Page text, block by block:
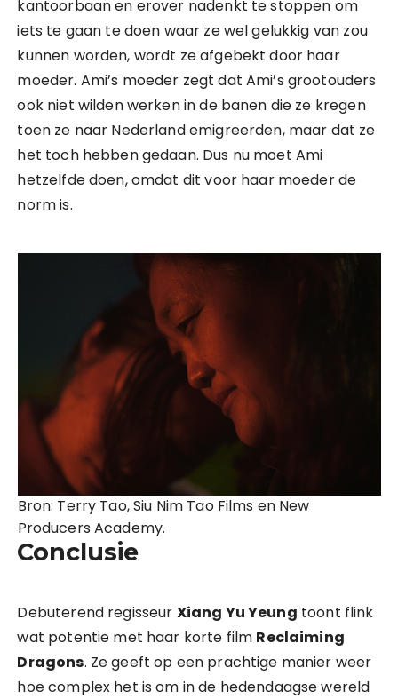
kantoorbaan en erover nadenkt te stoppen om
iets te gaan te doen waar ze wel gelukkig van zou
kunnen worden, wordt ze afgebekt door haar
moeder. Ami’s moeder zegt dat Ami’s grootouders
ook niet wilden werken in de banen die ze kregen
toen ze naar Nederland emigreerden, maar dat ze
het toch hebben gedaan. Dus nu moet Ami
hetzelfde doen, omdat dit voor haar moeder de
norm is.
Bron: Terry Tao, Siu Nim Tao Films en New
Producers Academy.
Conclusie
Debuterend regisseur Xiang Yu Yeung toont flink
wat potentie met haar korte film Reclaiming
Dragons. Ze geeft op een prachtige manier weer
hoe complex het is om in de hedendaagse wereld